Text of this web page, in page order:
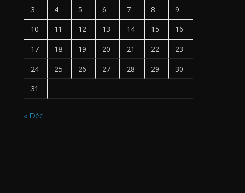
3 4 5 6 7 8 9
10 11 12 13 14 15 16
17 18 19 20 21 22 23
24 25 26 27 28 29 30
31
« Déc